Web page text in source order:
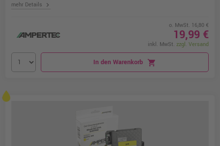
mehr Details chevron_right
o. MwSt. 16,80 €
19,99 €
inkl. MwSt. zzgl. Versand
In den Warenkorb shopping_cart